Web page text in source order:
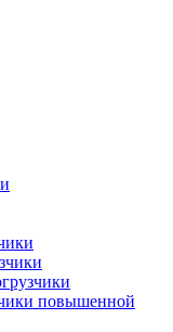
повышенной